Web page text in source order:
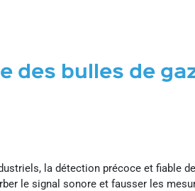
des bulles de
la détection précoce et fiable
le signal sonore et fausser les